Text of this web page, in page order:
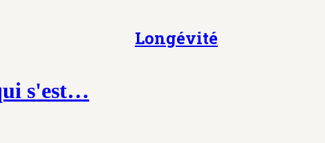
Longévité
s'est…